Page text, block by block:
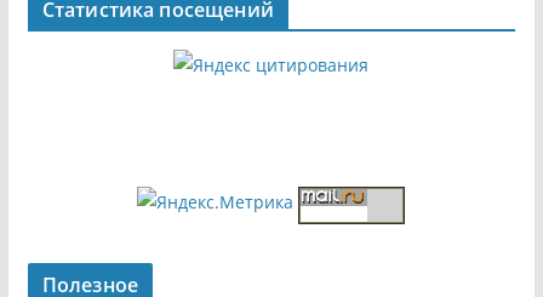
Статистика посещений
Полезное